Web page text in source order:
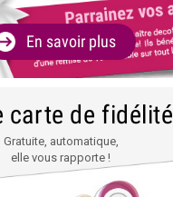
En savoir plus
carte de fidélité
Gratuite, automatique,
elle vous rapporte !